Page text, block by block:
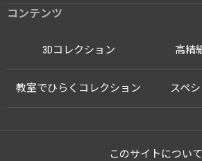
コンテンツ
3Dコレクション 高精
教室でひらくコレクション スペ
このサイトについて